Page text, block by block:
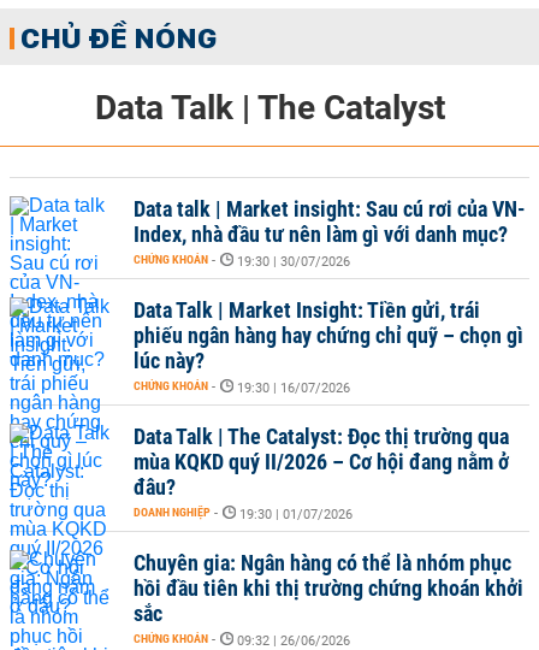
CHỦ ĐỀ NÓNG
Data Talk | The Catalyst
Data talk | Market insight: Sau cú rơi của VN-
Index, nhà đầu tư nên làm gì với danh mục?
CHỨNG KHOÁN - 19:30 | 30/07/2026
Data Talk | Market Insight: Tiền gửi, trái
phiếu ngân hàng hay chứng chỉ quỹ – chọn gì
lúc này?
CHỨNG KHOÁN - 19:30 | 16/07/2026
Data Talk | The Catalyst: Đọc thị trường qua
mùa KQKD quý II/2026 – Cơ hội đang nằm ở
đâu?
DOANH NGHIỆP - 19:30 | 01/07/2026
Chuyên gia: Ngân hàng có thể là nhóm phục
hồi đầu tiên khi thị trường chứng khoán khởi
sắc
CHỨNG KHOÁN - 09:32 | 26/06/2026